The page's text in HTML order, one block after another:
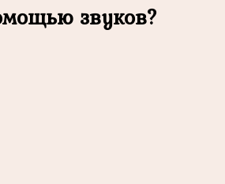
звуков?